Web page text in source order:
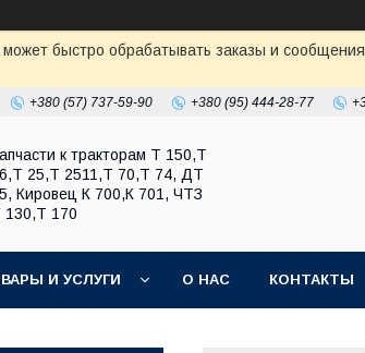
быстро обрабатывать заказы и
+380 (57) 737-59-90 +380 (95) 444-28-77
к тракторам Т 150,Т
25,Т 2511,Т 70,Т 74, ДТ
Кировец К 700,К 701, ЧТЗ
130,Т 170
И УСЛУГИ О НАС КОНТАКТЫ